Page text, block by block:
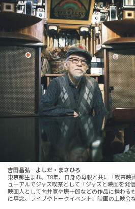
吉田昌弘 よしだ・まさひろ
東京都生まれ。78年、自身の母親と共に「喫茶映
ューアルでジャズ喫茶として「ジャズと映画を発
映画人として向井寛や唐十郎などの作品に携わる
に専念。ライブやトークイベント、映画の上映会